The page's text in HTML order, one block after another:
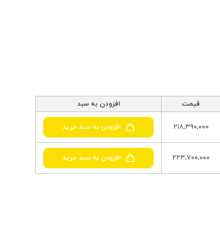
قیمت افزودن به سبد
۲۱۸,۳۹۰,۰۰۰ افزودن به سبد خرید
۲۲۳,۷۰۰,۰۰۰ افزودن به سبد خرید